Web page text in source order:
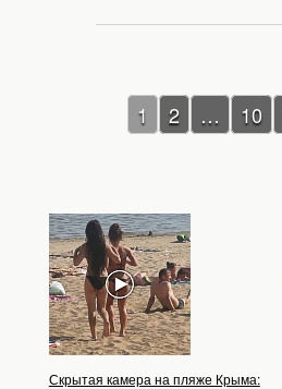
1 2 … 10
Скрытая камера на пляже Крыма: